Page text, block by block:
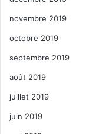
novembre 2019
octobre 2019
septembre 2019
août 2019
juillet 2019
juin 2019